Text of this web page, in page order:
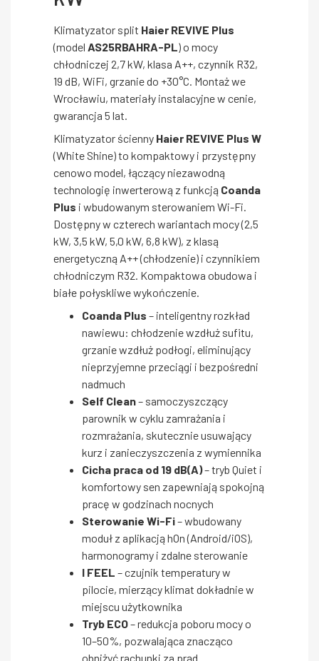
Klimatyzator split Haier REVIVE Plus
(model AS25RBAHRA-PL ) o mocy
chłodniczej 2,7 kW, klasa A++, czynnik R32,
19 dB, WiFi, grzanie do +30°C. Montaż we
Wrocławiu, materiały instalacyjne w cenie,
gwarancja 5 lat.
Klimatyzator ścienny Haier REVIVE Plus W
(White Shine) to kompaktowy i przystępny
cenowo model, łączący niezawodną
technologię inwerterową z funkcją Coanda
Plus i wbudowanym sterowaniem Wi-Fi.
Dostępny w czterech wariantach mocy (2,5
kW, 3,5 kW, 5,0 kW, 6,8 kW), z klasą
energetyczną A++ (chłodzenie) i czynnikiem
chłodniczym R32. Kompaktowa obudowa i
białe połyskliwe wykończenie.
Coanda Plus – inteligentny rozkład
nawiewu: chłodzenie wzdłuż sufitu,
grzanie wzdłuż podłogi, eliminujący
nieprzyjemne przeciągi i bezpośredni
nadmuch
Self Clean– samoczyszczący
parownik w cyklu zamrażania i
rozmrażania, skutecznie usuwający
kurz i zanieczyszczenia z wymiennika
Cicha praca od 19 dB(A)– tryb Quiet i
komfortowy sen zapewniają spokojną
pracę w godzinach nocnych
Sterowanie Wi-Fi– wbudowany
moduł z aplikacją hOn (Android/iOS),
harmonogramy i zdalne sterowanie
I FEEL – czujnik temperatury w
pilocie, mierzący klimat dokładnie w
miejscu użytkownika
Tryb ECO– redukcja poboru mocy o
10–50%, pozwalająca znacząco
obniżyć rachunki za prąd